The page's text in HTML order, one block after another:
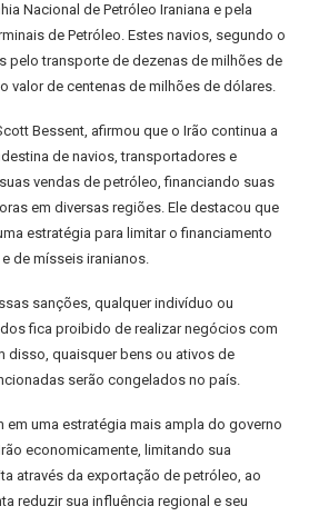
Nacional de Petróleo Iraniana e pela
de Petróleo. Estes navios, segundo o
pelo transporte de dezenas de milhões de
valor de centenas de milhões de dólares.
Bessent, afirmou que o Irão continua a
de navios, transportadores e
vendas de petróleo, financiando suas
em diversas regiões. Ele destacou que
estratégia para limitar o financiamento
de mísseis iranianos.
sanções, qualquer indivíduo ou
fica proibido de realizar negócios com
disso, quaisquer bens ou ativos de
serão congelados no país.
em uma estratégia mais ampla do governo
economicamente, limitando sua
através da exportação de petróleo, ao
reduzir sua influência regional e seu